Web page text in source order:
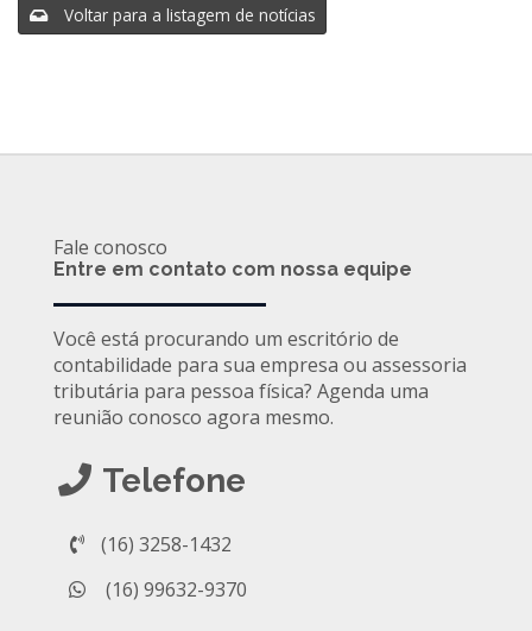
Voltar para a listagem de notícias
Fale conosco
Entre em contato com nossa equipe
Você está procurando um escritório de
contabilidade para sua empresa ou assessoria
tributária para pessoa física? Agenda uma
reunião conosco agora mesmo.
Telefone
(16) 3258-1432
(16) 99632-9370